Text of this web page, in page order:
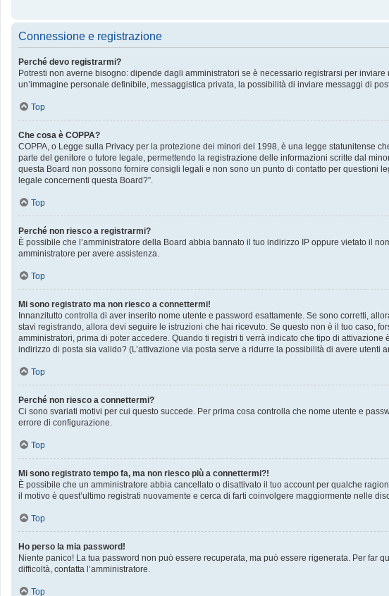
Connessione e registrazione
Perché devo registrarmi?
Potresti non averne bisogno: dipende dagli amministratori se è necessario registrarsi per
un’immagine personale definibile, messaggistica privata, la possibilità di inviare messaggi di
Top
Che cosa è COPPA?
COPPA, o Legge sulla Privacy per la protezione dei minori del 1998, è una legge statunitense
parte del genitore o tutore legale, permettendo la registrazione delle informazioni scritte dal
questa Board non possono fornire consigli legali e non sono un punto di contatto per questioni
legale concernenti questa Board?”.
Top
Perché non riesco a registrarmi?
È possibile che l’amministratore della Board abbia bannato il tuo indirizzo IP oppure vietato il
amministratore per avere assistenza.
Top
Mi sono registrato ma non riesco a connettermi!
Innanzitutto controlla di aver inserito nome utente e password esattamente. Se sono corretti,
stavi registrando, allora devi seguire le istruzioni che hai ricevuto. Se questo non è il tuo caso,
amministratori, prima di poter accedere. Quando ti registri ti verrà indicato che tipo di
indirizzo di posta sia valido? (L’attivazione via posta serve a ridurre la possibilità di avere
Top
Perché non riesco a connettermi?
Ci sono svariati motivi per cui questo succede. Per prima cosa controlla che nome utente e
errore di configurazione.
Top
Mi sono registrato tempo fa, ma non riesco più a connettermi?!
È possibile che un amministratore abbia cancellato o disattivato il tuo account per qualche
il motivo è quest’ultimo registrati nuovamente e cerca di farti coinvolgere maggiormente nelle
Top
Ho perso la mia password!
Niente panico! La tua password non può essere recuperata, ma può essere rigenerata. Per far
difficoltà, contatta l’amministratore.
Top